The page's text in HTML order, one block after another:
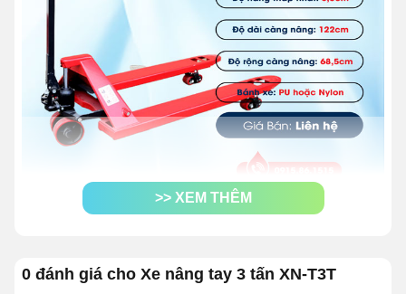
xe nâng tay thấp
này có sức chịu lực lớn, đáp
>> XEM THÊM
0 đánh giá cho Xe nâng tay 3 tấn XN-T3T